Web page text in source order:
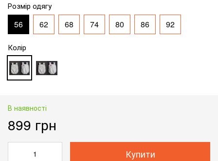
Розмір одягу
56 62 68 74 80 86 92
Колір
В наявності
899 грн
Купити